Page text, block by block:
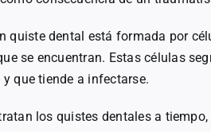
quiste dental está formada por
se encuentran. Estas células
que tiende a infectarse.
los quistes dentales a